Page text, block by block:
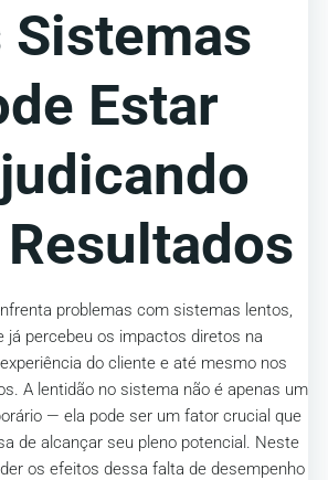
Sistemas
Estar
problemas com sistemas lentos,
já percebeu os impactos diretos na
do cliente e até mesmo nos
A lentidão no sistema não é apenas um
— ela pode ser um fator crucial que
de alcançar seu pleno potencial. Neste
os efeitos dessa falta de desempenho